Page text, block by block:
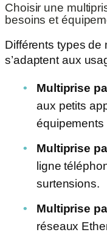
Choisir une
besoins et
Différents types de
s’adaptent aux
Multiprise
aux petits
Multiprise
ligne
surtensions.
Multiprise
réseaux